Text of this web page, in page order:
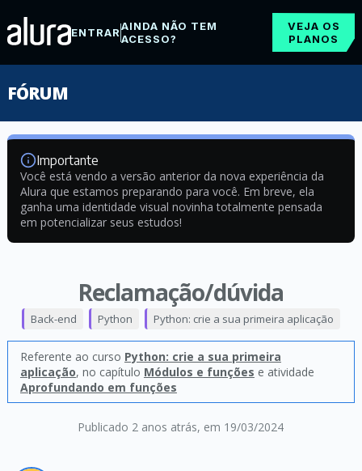
ENTRARAINDA NÃO TEM
ACESSO?
VEJA OS
PLANOS
FÓRUM
Importante
Você está vendo a versão anterior da nova experiência da
Alura que estamos preparando para você. Em breve, ela
ganha uma identidade visual novinha totalmente pensada
em potencializar seus estudos!
Reclamação/dúvida
Publicado 2 anos atrás, em 19/03/2024
Back-end Python Python: crie a sua primeira aplicação
Referente ao curso Python: crie a sua primeira
aplicação, no capítulo Módulos e funções e atividade
Aprofundando em funções